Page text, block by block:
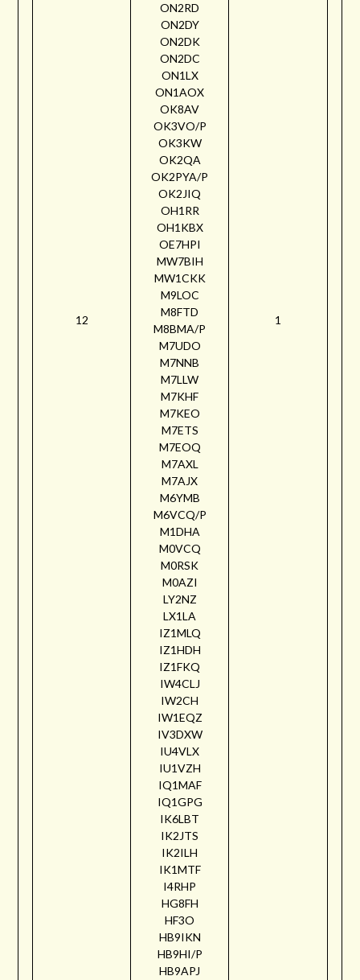
12
ON2RD
ON2DY
ON2DK
ON2DC
ON1LX
ON1AOX
OK8AV
OK3VO/P
OK3KW
OK2QA
OK2PYA/P
OK2JIQ
OH1RR
OH1KBX
OE7HPI
MW7BIH
MW1CKK
M9LOC
M8FTD
M8BMA/P
M7UDO
M7NNB
M7LLW
M7KHF
M7KEO
M7ETS
M7EOQ
M7AXL
M7AJX
M6YMB
M6VCQ/P
M1DHA
M0VCQ
M0RSK
M0AZI
LY2NZ
LX1LA
IZ1MLQ
IZ1HDH
IZ1FKQ
IW4CLJ
IW2CH
IW1EQZ
IV3DXW
IU4VLX
IU1VZH
IQ1MAF
IQ1GPG
IK6LBT
IK2JTS
IK2ILH
IK1MTF
I4RHP
HG8FH
HF3O
HB9IKN
HB9HI/P
HB9APJ
1